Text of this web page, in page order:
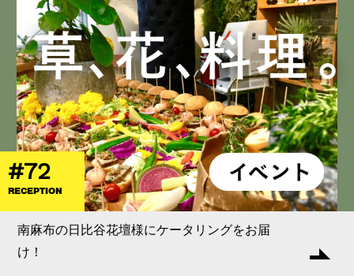
#72
RECEPTION
南麻布の日比谷花壇様にケータリングをお届
け！